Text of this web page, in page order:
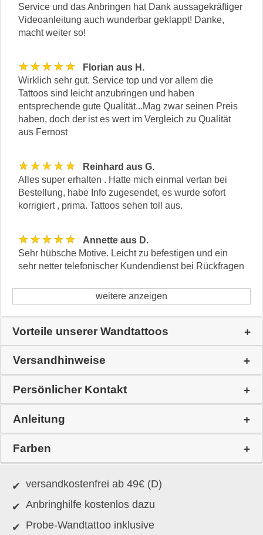
Service und das Anbringen hat Dank aussagekräftiger
Videoanleitung auch wunderbar geklappt! Danke,
macht weiter so!
★★★★★
Florian aus H.
Wirklich sehr gut. Service top und vor allem die
Tattoos sind leicht anzubringen und haben
entsprechende gute Qualität...Mag zwar seinen Preis
haben, doch der ist es wert im Vergleich zu Qualität
aus Fernost
★★★★★
Reinhard aus G.
Alles super erhalten . Hatte mich einmal vertan bei
Bestellung, habe Info zugesendet, es wurde sofort
korrigiert , prima. Tattoos sehen toll aus.
★★★★★
Annette aus D.
Sehr hübsche Motive. Leicht zu befestigen und ein
sehr netter telefonischer Kundendienst bei Rückfragen
weitere anzeigen
Vorteile unserer Wandtattoos
Versandhinweise
Persönlicher Kontakt
Anleitung
Farben
versandkostenfrei ab 49€ (D)
Anbringhilfe kostenlos dazu
Probe-Wandtattoo inklusive